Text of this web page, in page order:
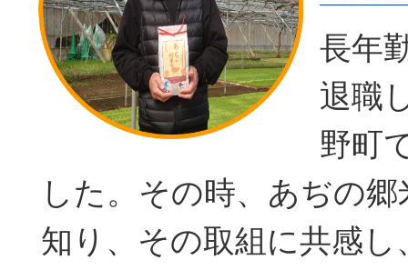
長年
退職
野町
した。その時、あぢの
知り、その取組に共感